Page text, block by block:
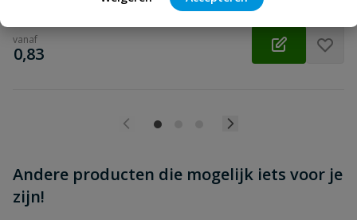
vanaf
€
0,83
Andere producten die mogelijk iets voor je
zijn!